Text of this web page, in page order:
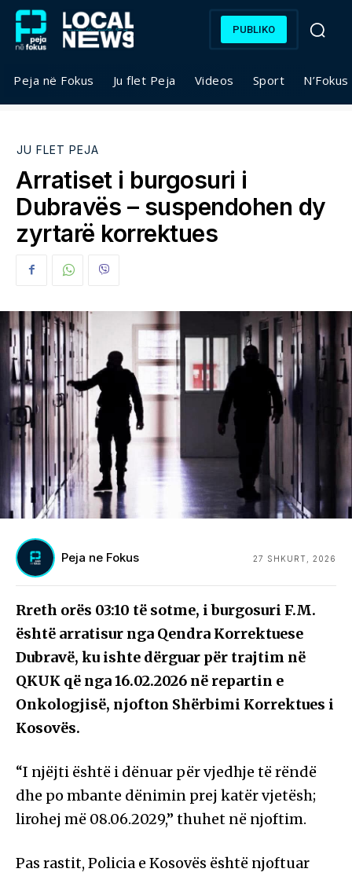
PUBLIKO
Peja në Fokus Ju flet Peja Videos Sport
JU FLET PEJA
Arratiset i burgosuri i
Dubravës – suspendohen dy
zyrtarë korrektues
Peja ne Fokus 27 SHKURT, 2026
Rreth orës 03:10 të sotme, i burgosuri F.M.
është arratisur nga Qendra Korrektuese
Dubravë, ku ishte dërguar për trajtim në
QKUK që nga 16.02.2026 në repartin e
Onkologjisë, njofton Shërbimi Korrektues i
Kosovës.
“I njëjti është i dënuar për vjedhje të rëndë
dhe po mbante dënimin prej katër vjetësh;
lirohej më 08.06.2029,” thuhet në njoftim.
Pas rastit, Policia e Kosovës është njoftuar